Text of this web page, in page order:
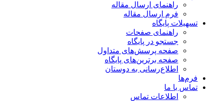
راهنمای ارسال مقاله
فرم ارسال مقاله
تسهیلات پایگاه
راهنمای صفحات
جستجو در پایگاه
صفحه پرسش‌های متداول
صفحه برترین‌های پایگاه
اطلاع‌رسانی به دوستان
فرم‌ها
تماس با ما
اطلاعات تماس